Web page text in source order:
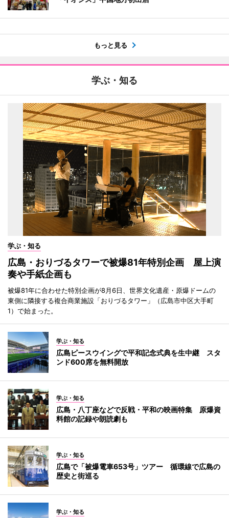
もっと見る
学ぶ・知る
学ぶ・知る
広島・おりづるタワーで被爆81年特別企画 屋上演
奏や手紙企画も
被爆81年に合わせた特別企画が8月6日、世界文化遺産・原爆ドームの
東側に隣接する複合商業施設「おりづるタワー」（広島市中区大手町
1）で始まった。
学ぶ・知る
広島ピースウイングで平和記念式典を生中継 スタ
ンド600席を無料開放
学ぶ・知る
広島・八丁座などで反戦・平和の映画特集 原爆資
料館の記録や朗読劇も
学ぶ・知る
広島で「被爆電車653号」ツアー 循環線で広島の
歴史と街巡る
学ぶ・知る